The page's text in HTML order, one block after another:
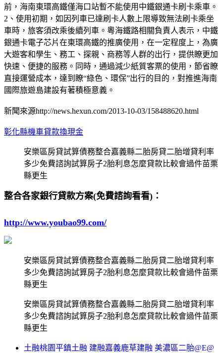
前，海南東環高鐵僅海口站暫不能使用中鐵銀通卡刷卡乘車。
2、使用初期，如因列車已達刷卡人數上限導致無法刷卡乘坐
車時，旅客須改乘後續列車。粵海鐵路相關負責人表示，中鐵
銀通卡電子芯片在東環高鐵的推廣使用，在一定程度上，為廣
大遊客和學生、務工、探親、商務等人群的出行，提供瞭更加
快速、便捷的服務。同時，通過減少紙質客票的使用，節省瞭
直接運營成本，達到瞭“綠色、環保”出行的目的，對推進海南
國際旅遊島建設有著積極意義。
新聞來源http://news.hexun.com/2013-10-03/158488620.html
彰化縣機車貸款換現金
安樂區房貸試算債務整合嘉義縣二胎房貸二胎增貸利率
多少免費諮詢試算房子2胎利息怎麼貸款比較會過件苗栗
縣更生
整合各家銀行貸款方案(免費諮詢看看)：
http://www.youbao99.com/
安樂區房貸試算債務整合嘉義縣二胎房貸二胎增貸利率
多少免費諮詢試算房子2胎利息怎麼貸款比較會過件苗栗
縣更生
安樂區房貸試算債務整合嘉義縣二胎房貸二胎增貸利率
多少免費諮詢試算房子2胎利息怎麼貸款比較會過件苗栗
縣更生
土融桃園平鎮土融 建融嘉義鹿草建融 美濃區二胎@E@